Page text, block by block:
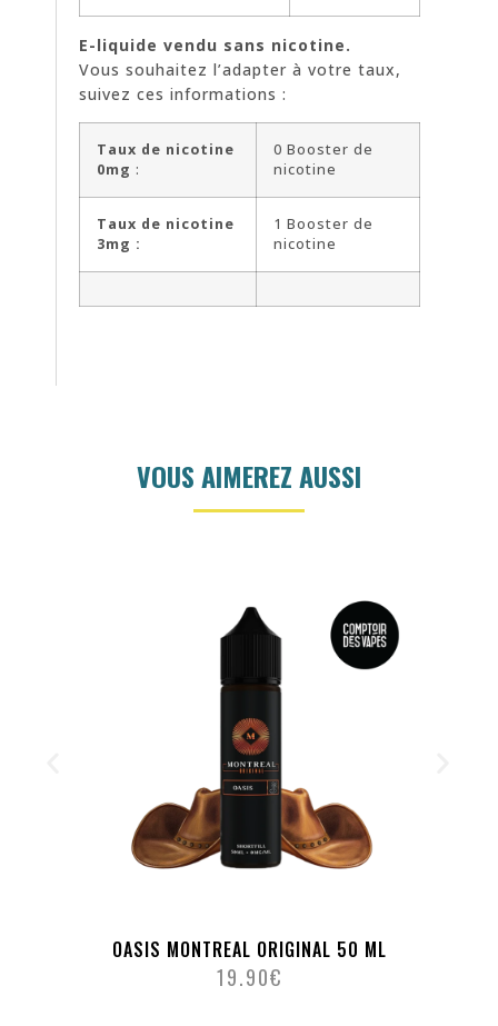
E-liquide vendu sans nicotine.
Vous souhaitez l’adapter à votre taux,
suivez ces informations :
Taux de nicotine
0mg :
0 Booster de
nicotine
Taux de nicotine
3mg :
1 Booster de
nicotine
VOUS AIMEREZ AUSSI
OASIS MONTREAL ORIGINAL 50 ML
19.90€